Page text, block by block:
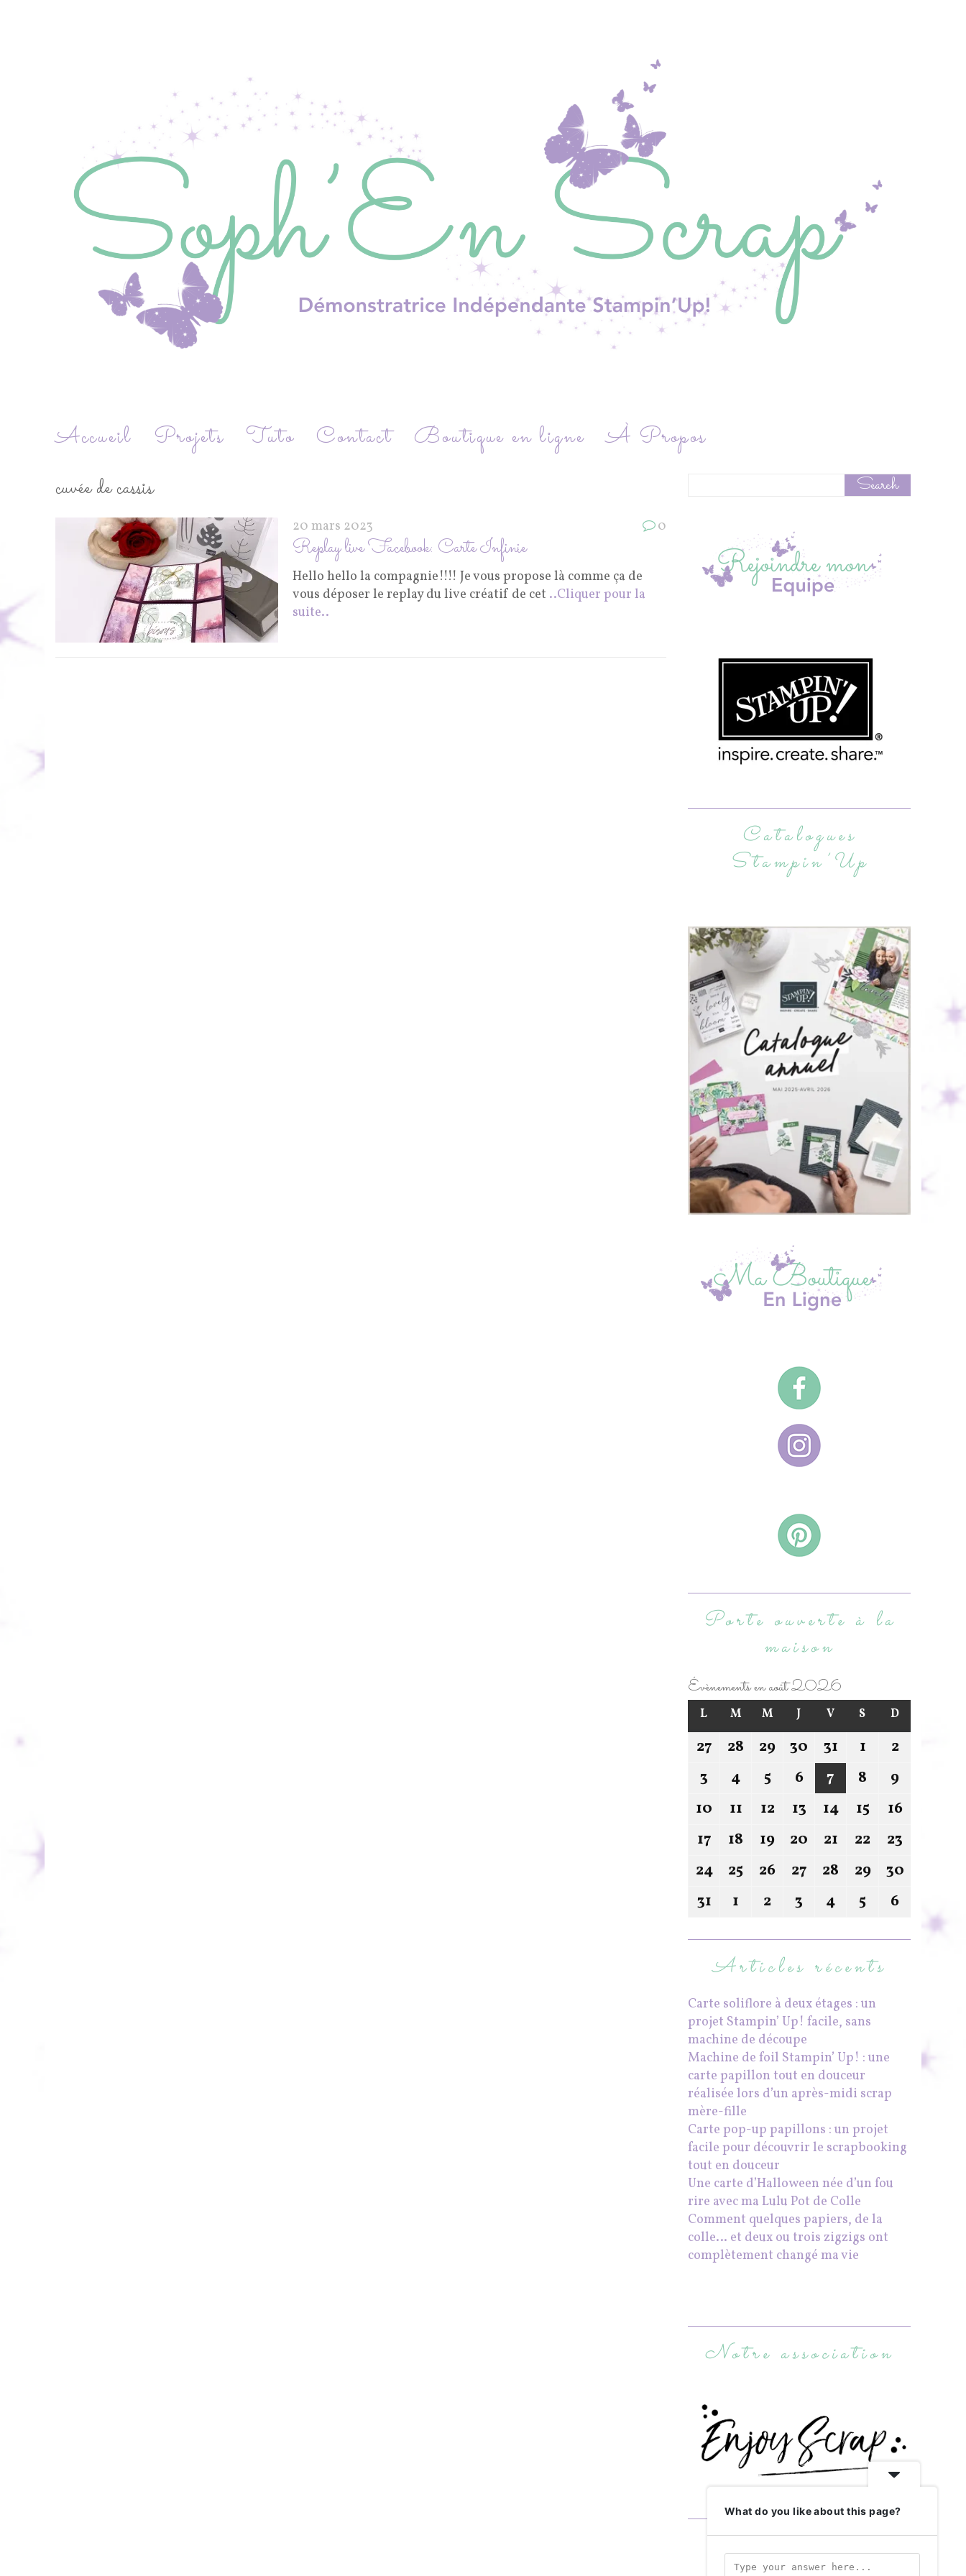
Accueil Projets Tuto Contact Boutique en ligne
À Propos
cuvée de cassis
20 mars 2023 0
Replay live Facebook: Carte Infinie
Hello hello la compagnie!!!! Je vous propose là comme ça de
vous déposer le replay du live créatif de cet ..Cliquer pour la
suite..
Catalogues
Stampin’Up
Porte ouverte à la
maison
Évènements en août 2026
L M M J V S D
27 28 29 30 31 1
2
3
4 5 6 7 8
9
10
11 12 13 14 15
16
17
18 19 20 21 22
23
24
25 26 27 28 29
30
31
1 2 3 4 5 6
Articles récents
Carte soliflore à deux étages : un
projet Stampin’ Up! facile, sans
machine de découpe
Machine de foil Stampin’ Up! : une
carte papillon tout en douceur
réalisée lors d’un après-midi scrap
mère-fille
Carte pop-up papillons : un projet
facile pour découvrir le scrapbooking
tout en douceur
Une carte d’Halloween née d’un fou
rire avec ma Lulu Pot de Colle
Comment quelques papiers, de la
colle… et deux ou trois zigzigs ont
complètement changé ma vie
Notre association
Abonnez-vous
What do you like about this page?